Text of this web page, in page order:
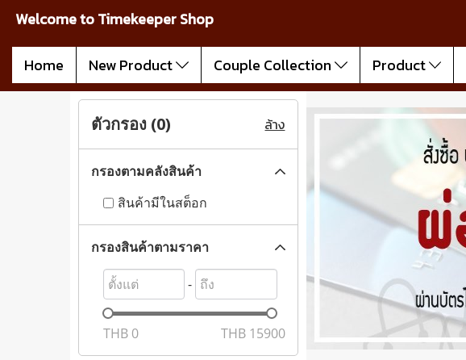
Welcome to Timekeeper Shop
Home New Product Couple Collection Product
ตัวกรอง (0) ล้าง
กรองตามคลังสินค้า
สินค้ามีในสต็อก
กรองสินค้าตามราคา
-
THB 0 THB 15900